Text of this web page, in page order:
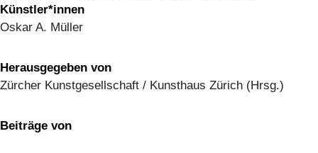
Künstler*innen
Oskar A. Müller
Herausgegeben von
Zürcher Kunstgesellschaft / Kunsthaus Zürich (Hrsg.)
Beiträge von